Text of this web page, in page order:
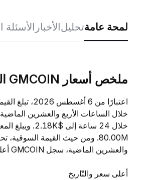
لمحة عامةتحليلالأخبار الأسئلة
ملخص أسعار GMCOIN المباشر
والعشرين الماضية، سجل GMCOIN أعلى سعر عند $0.04315083 وأدنى سعر عند $0.04183761.
أعلى سعر والتّاريخ